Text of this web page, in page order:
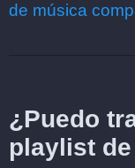
de música
¿Puedo
playlist